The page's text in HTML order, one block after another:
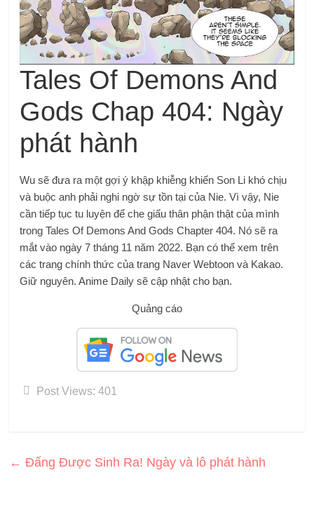
Tales Of Demons And
Gods Chap 404: Ngày
phát hành
Wu sẽ đưa ra một gợi ý khập khiễng khiến Son Li khó chịu
và buộc anh phải nghi ngờ sự tồn tại của Nie. Vì vậy, Nie
cần tiếp tục tu luyện để che giấu thân phận thật của mình
trong Tales Of Demons And Gods Chapter 404. Nó sẽ ra
mắt vào ngày 7 tháng 11 năm 2022. Bạn có thể xem trên
các trang chính thức của trang Naver Webtoon và Kakao.
Giữ nguyên. Anime Daily sẽ cập nhật cho bạn.
Quảng cáo
Post Views: 401
← Đấng Được Sinh Ra! Ngày và lô phát hành